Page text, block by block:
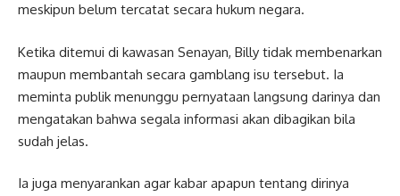
meskipun belum tercatat secara hukum negara.
Ketika ditemui di kawasan Senayan, Billy tidak membenarkan
maupun membantah secara gamblang isu tersebut. Ia
meminta publik menunggu pernyataan langsung darinya dan
mengatakan bahwa segala informasi akan dibagikan bila
sudah jelas.
Ia juga menyarankan agar kabar apapun tentang dirinya